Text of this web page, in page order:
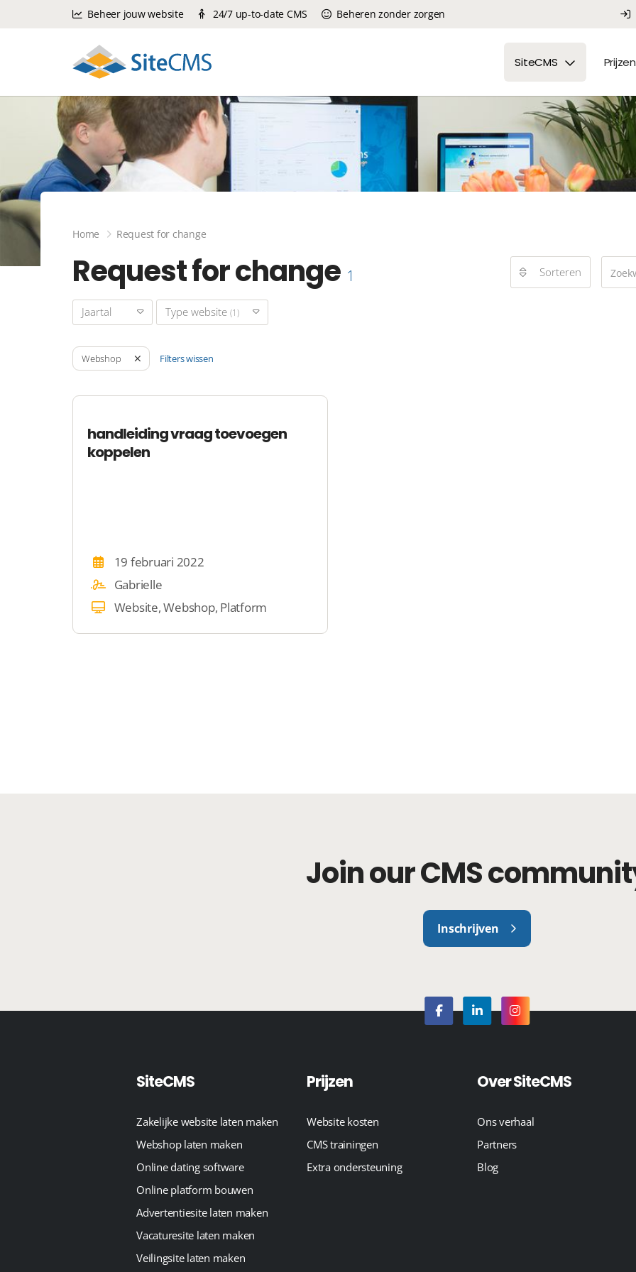
Home Request for change
Request for change 1 Sorteren
Jaartal Type website (1)
Webshop Filters wissen
handleiding vraag toevoegen
koppelen
19 februari 2022
Gabrielle
Website, Webshop, Platform
Beheer jouw website 24/7 up-to-date CMS Beheren zonder zorgen
SiteCMS Prijzen
Join our CMS
Inschrijven
SiteCMS
Zakelijke website laten maken
Webshop laten maken
Online dating software
Online platform bouwen
Advertentiesite laten maken
Vacaturesite laten maken
Veilingsite laten maken
Prijzen
Website kosten
CMS trainingen
Extra ondersteuning
Over SiteCMS
Ons verhaal
Partners
Blog